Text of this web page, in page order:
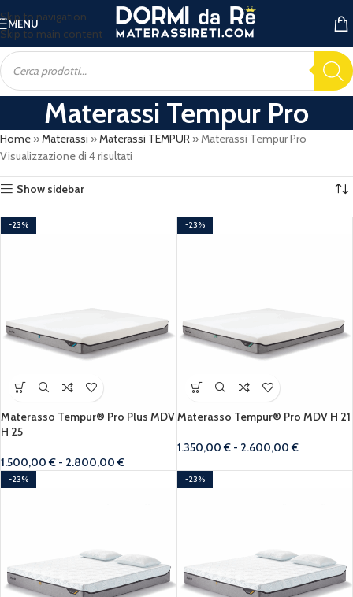
Skip to navigation
Skip to main content
MENU
Materassi Tempur Pro
Home »Materassi »Materassi TEMPUR »Materassi Tempur Pro
Visualizzazione di 4 risultati
Show sidebar
-23%
Materasso Tempur® Pro Plus MDV
H 25
1.500,00€ - 2.800,00€
-23%
Materasso Tempur® Pro MDV H 21
1.350,00€ - 2.600,00€
-23% -23%